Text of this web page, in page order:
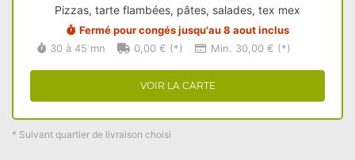
Pizzas, tarte flambées, pâtes, salades, tex mex
Fermé pour congés jusqu'au 8 aout inclus
30 à 45 mn
0,00 € (*) Min. 30,00 € (*)
VOIR LA CARTE
* Suivant quartier de livraison choisi